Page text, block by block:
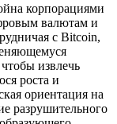
корпорациями
валютам и
с Bitcoin,
извлечь
роста и
ориентация на
разрушительного